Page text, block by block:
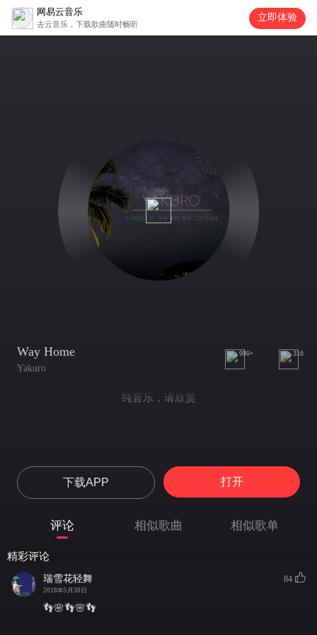
网易云音乐
去云音乐，下载歌曲随时畅听
立即体验
Way Home
Yakuro
999+ 316
纯音乐，请欣赏
下载APP 打开
评论 相似歌曲 相似歌单
精彩评论
瑞雪花轻舞
2018年5月30日
84
👣🌸👣🌸👣